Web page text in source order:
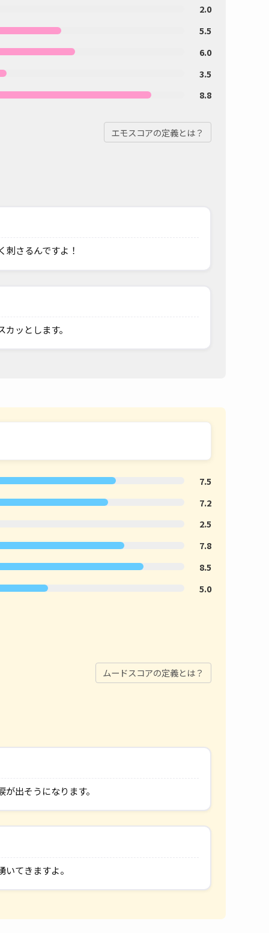
2.0
5.5
6.0
3.5
8.8
エモスコアの定義とは？
さるんですよ！
ッとします。
7.5
7.2
2.5
7.8
8.5
5.0
ムードスコアの定義とは？
出そうになります。
てきますよ。